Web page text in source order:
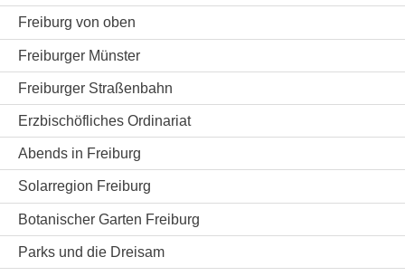
Freiburg von oben
Freiburger Münster
Freiburger Straßenbahn
Erzbischöfliches Ordinariat
Abends in Freiburg
Solarregion Freiburg
Botanischer Garten Freiburg
Parks und die Dreisam